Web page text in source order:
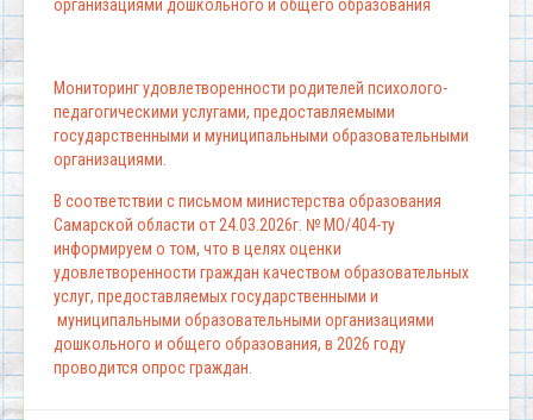
организациями дошкольного и общего образования
Мониторинг удовлетворенности родителей психолого-
педагогическими услугами, предоставляемыми
государственными и муниципальными образовательными
организациями.
В соответствии с письмом министерства образования
Самарской области от 24.03.2026г. № МО/404-ту
информируем о том, что в целях оценки
удовлетворенности граждан качеством образовательных
услуг, предоставляемых государственными и
муниципальными образовательными организациями
дошкольного и общего образования, в 2026 году
проводится опрос граждан.